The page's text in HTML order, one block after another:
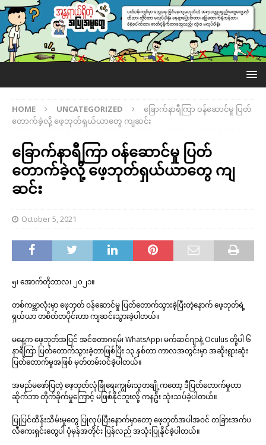
HOME UNCATEGORIZED
ခြောက်နာရီကြာ ဝန်ဆောင်မှု ပြတ်
တောက်ခဲ့လို့ ဖေ့ဘုတ်ရှယ်ယာတွေ ကျဆင်း
ခြောက်နာရီကြာ ဝန်ဆောင်မှု ပြတ်
တောက်ခဲ့လို့ ဖေ့ဘုတ်ရှယ်ယာတွေ ကျ
ဆင်း
October 5, 2021
၅၊ ‌‌‌အောက်တိုဘာလ၊ ၂၀၂၁။
တစ်ကမ္ဘာလုံးမှာ ဖေ့ဘုတ် ဝန်ဆောင်မှု ပြတ်တောက်သွားခဲ့ပြီးတဲ့နောက် ဖေ့ဘုတ်ရဲ့
ရှယ်ယာ တစိတ်တပိုင်းဟာ ကျဆင်းသွားခဲ့ပါတယ်။
မနေ့က ဖေ့ဘုတ်အပြင် အင်စတာဂရမ်၊ WhatsApp၊ မက်ဆင်ဂျာနဲ့ Oculus တို့ပါ ၆
နာရီကြာ ပြတ်တောက်သွားခဲ့တာဖြစ်ပြီး ၁၃ နှစ်တာ ကာလအတွင်းမှာ အဆိုးရွားဆုံး
ပြတ်တောက်မှုအဖြစ် မှတ်တမ်းဝင်ခဲ့ပါတယ်။
အမည်မဖော်ပြတဲ့ ဖေ့ဘုတ်လုံခြုံရေးကျွမ်းသူတချို့ကတော့ ဒီပြတ်တောက်မှုဟာ
ဆိုက်ဘာ တိုက်ခိုက်မှုကြောင့် မဖြစ်နိုင်ဘူးလို့ ကနဦး သုံးသပ်ခဲ့ပါတယ်။
ပြုပြင်ထိန်းသိမ်းမှုတွေ ပြုလုပ်ပြီးနောက်မှာတော့ ဖေ့ဘုတ်အပါအဝင် တခြားအက်ပ
လီကေးရှင်းတွေပါ ပုံမှန်အတိုင်း ပြန်လည် အသုံးပြုနိုင်ခဲ့ပါတယ်။